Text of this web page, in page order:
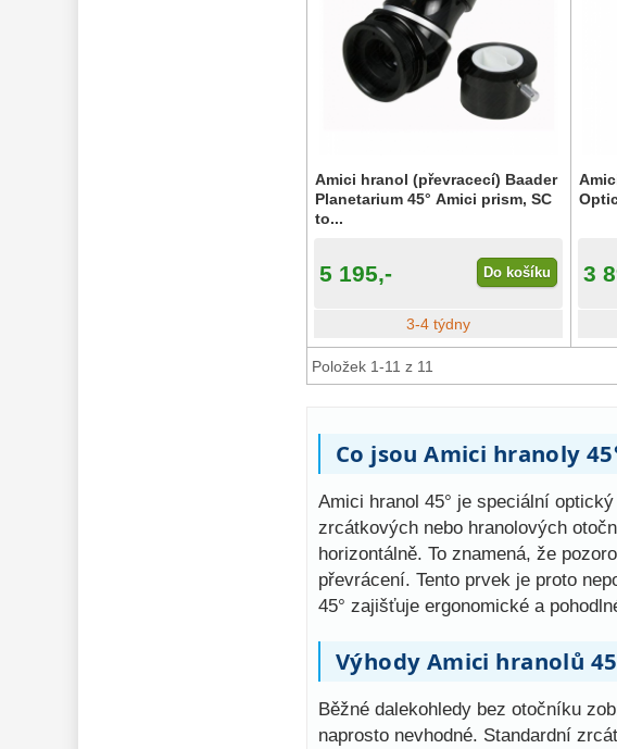
Amici hranol (převracecí) Baader
Planetarium 45° Amici prism, SC
to...
5 195,- Do košíku
3-4 týdny
3
Položek 1-11 z 11
Co jsou Amici hranoly
Amici hranol 45° je speciální
zrcátkových nebo hranolových
horizontálně. To znamená, že
převrácení. Tento prvek je proto
45° zajišťuje ergonomické a
Výhody Amici hranolů
Běžné dalekohledy bez otočníku
naprosto nevhodné. Standardní